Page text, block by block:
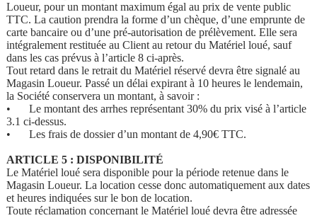
Loueur, pour un montant maximum égal au prix de vente public
TTC. La caution prendra la forme d’un chèque, d’une emprunte de
carte bancaire ou d’une pré-autorisation de prélèvement. Elle sera
intégralement restituée au Client au retour du Matériel loué, sauf
dans les cas prévus à l’article 8 ci-après.
Tout retard dans le retrait du Matériel réservé devra être signalé au
Magasin Loueur. Passé un délai expirant à 10 heures le lendemain,
la Société conservera un montant, à savoir :
•
Le montant des arrhes représentant 30% du prix visé à l’article
3.1 ci-dessus.
•
Les frais de dossier d’un montant de 4,90€ TTC.
ARTICLE 5 : DISPONIBILITÉ
Le Matériel loué sera disponible pour la période retenue dans le
Magasin Loueur. La location cesse donc automatiquement aux dates
et heures indiquées sur le bon de location.
Toute réclamation concernant le Matériel loué devra être adressée